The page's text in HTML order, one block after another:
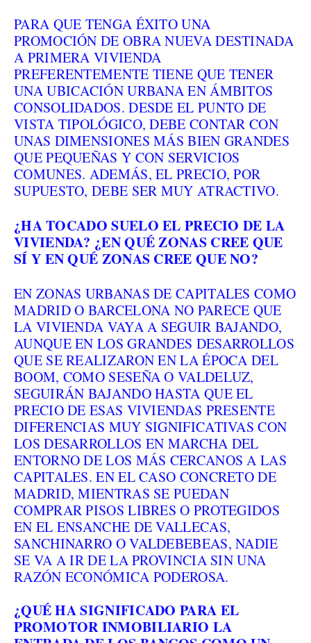
PARA QUE TENGA ÉXITO UNA
PROMOCIÓN DE OBRA NUEVA DESTINADA
A PRIMERA VIVIENDA
PREFERENTEMENTE TIENE QUE TENER
UNA UBICACIÓN URBANA EN ÁMBITOS
CONSOLIDADOS. DESDE EL PUNTO DE
VISTA TIPOLÓGICO, DEBE CONTAR CON
UNAS DIMENSIONES MÁS BIEN GRANDES
QUE PEQUEÑAS Y CON SERVICIOS
COMUNES. ADEMÁS, EL PRECIO, POR
SUPUESTO, DEBE SER MUY ATRACTIVO.
¿HA TOCADO SUELO EL PRECIO DE LA
VIVIENDA? ¿EN QUÉ ZONAS CREE QUE
SÍ Y EN QUÉ ZONAS CREE QUE NO?
EN ZONAS URBANAS DE CAPITALES COMO
MADRID O BARCELONA NO PARECE QUE
LA VIVIENDA VAYA A SEGUIR BAJANDO,
AUNQUE EN LOS GRANDES DESARROLLOS
QUE SE REALIZARON EN LA ÉPOCA DEL
BOOM, COMO SESEÑA O VALDELUZ,
SEGUIRÁN BAJANDO HASTA QUE EL
PRECIO DE ESAS VIVIENDAS PRESENTE
DIFERENCIAS MUY SIGNIFICATIVAS CON
LOS DESARROLLOS EN MARCHA DEL
ENTORNO DE LOS MÁS CERCANOS A LAS
CAPITALES. EN EL CASO CONCRETO DE
MADRID, MIENTRAS SE PUEDAN
COMPRAR PISOS LIBRES O PROTEGIDOS
EN EL ENSANCHE DE VALLECAS,
SANCHINARRO O VALDEBEBEAS, NADIE
SE VA A IR DE LA PROVINCIA SIN UNA
RAZÓN ECONÓMICA PODEROSA.
¿QUÉ HA SIGNIFICADO PARA EL
PROMOTOR INMOBILIARIO LA